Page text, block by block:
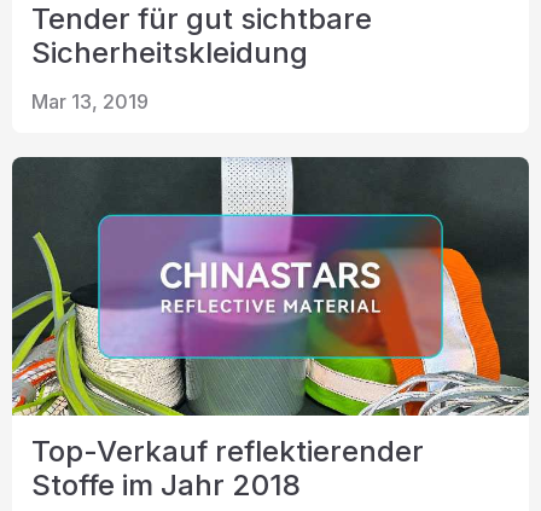
Tender für gut sichtbare
Sicherheitskleidung
Mar 13, 2019
Top-Verkauf reflektierender
Stoffe im Jahr 2018